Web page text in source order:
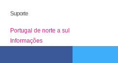
Suporte
Portugal de norte a sul
Informações